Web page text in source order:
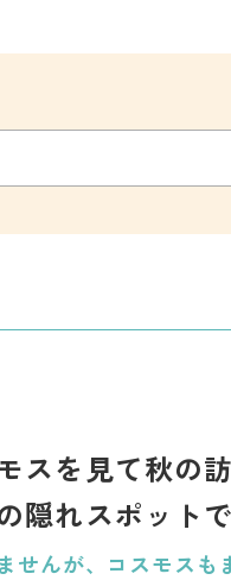
スを見て秋の
隠れスポットで
せんが、コスモス